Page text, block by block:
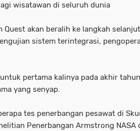
wisatawan di seluruh dunia
akan beralih ke langkah
sistem terintegrasi,
pertama kalinya pada akhir
yang senyap.
tes penerbangan pesawat di
Penerbangan Armstrong